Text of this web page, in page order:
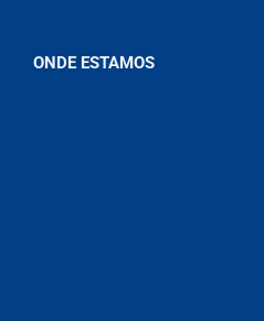
ONDE ESTAMOS